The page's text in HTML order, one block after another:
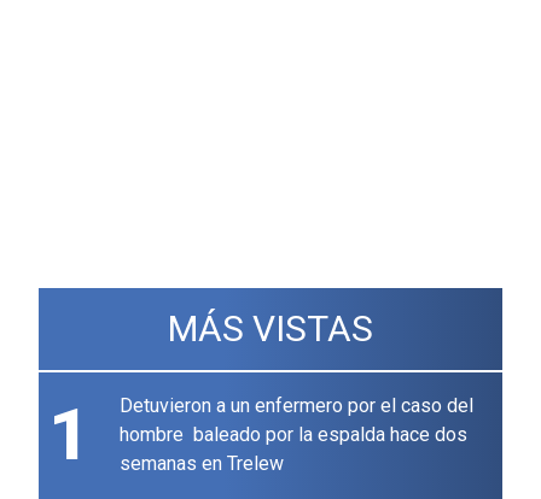
MÁS VISTAS
1
Detuvieron a un enfermero por el caso del
hombre baleado por la espalda hace dos
semanas en Trelew